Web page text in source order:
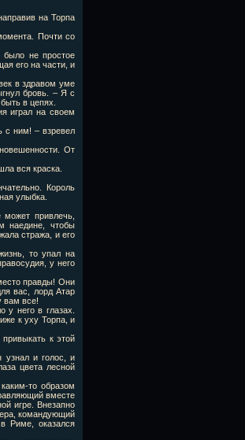
на Торпа
Почти со
было не простое
его на части, и
в здравом уме
бровь. – Я с
в цепях.
играл на своем
с ним! – взревел
От
вся краска.
Король
улыбка.
привлечь,
наедине, чтобы
стража, и его
то упал на
у него
правды! Они
вас, лорд Атар
вам все!
него в глазах.
к уху Торпа, и
к этой
узнал и голос, и
цвета лесной
то образом
вместе
игре. Внезапно
командующий
Риме, оказался